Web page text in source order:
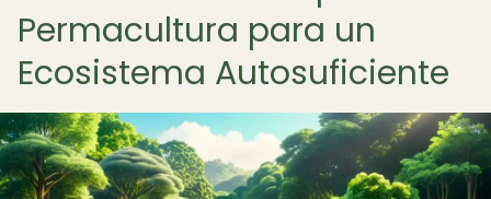
Permacultura para un
Ecosistema Autosuficiente